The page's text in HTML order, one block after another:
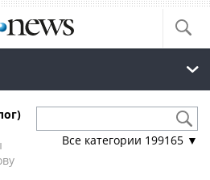
Все категории 199165 ▼